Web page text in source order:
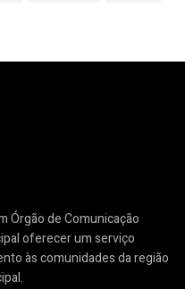
Órgão de Comunicação
oferecer um serviço
às comunidades da região